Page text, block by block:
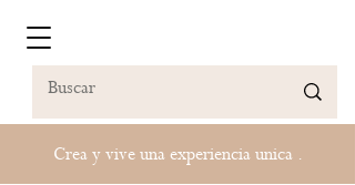
Crea y vive una experiencia unica .